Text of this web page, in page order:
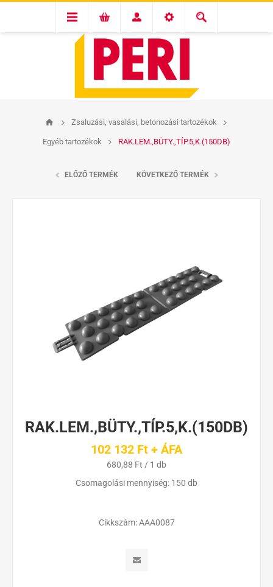
Zsaluzási, vasalási, betonozási tartozékok
Egyéb tartozékok RAK.LEM.,BÜTY.,TÍP.5,K.(150DB)
ELŐZŐ TERMÉK KÖVETKEZŐ TERMÉK
RAK.LEM.,BÜTY.,TÍP.5,K.(150DB)
102 132 Ft + ÁFA
680,88 Ft / 1 db
Csomagolási mennyiség: 150 db
Cikkszám: AAA0087